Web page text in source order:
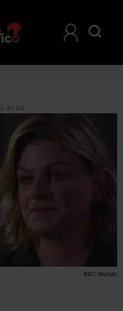
No creo que sea adicto al sexo. Él es adicto al poder: dice la exasistente de Harvey Weinstein
BBC Mundo